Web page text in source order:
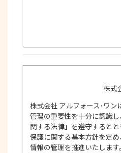
株式
株式会社 アルフォース･ワン
管理の重要性を十分に認識
関する法律」を遵守すると
保護に関する基本方針を定
情報の管理を推進いたします。